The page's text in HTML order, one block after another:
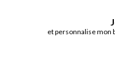
et personnalise mon